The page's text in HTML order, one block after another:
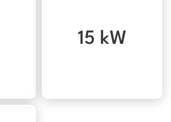
15 kW